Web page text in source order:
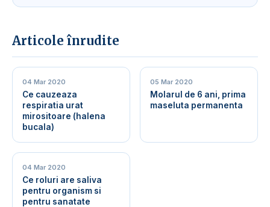
Articole înrudite
04 Mar 2020
Ce cauzeaza
respiratia urat
mirositoare (halena
bucala)
05 Mar 2020
Molarul de 6 ani, prima
maseluta permanenta
04 Mar 2020
Ce roluri are saliva
pentru organism si
pentru sanatate